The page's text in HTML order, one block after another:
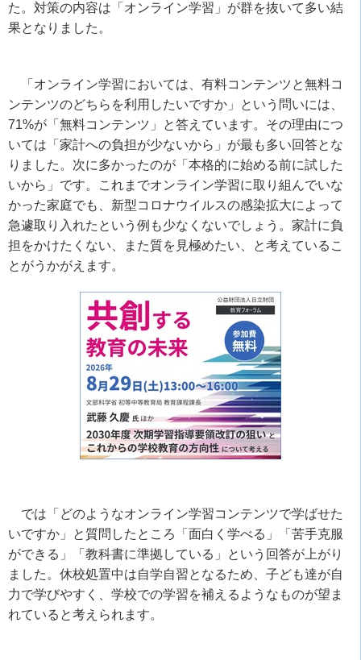
た。対策の内容は「オンライン学習」が群を抜いて多い結
果となりました。
「オンライン学習においては、有料コンテンツと無料コ
ンテンツのどちらを利用したいですか」という問いには、
71%が「無料コンテンツ」と答えています。その理由につ
いては「家計への負担が少ないから」が最も多い回答とな
りました。次に多かったのが「本格的に始める前に試した
いから」です。これまでオンライン学習に取り組んでいな
かった家庭でも、新型コロナウイルスの感染拡大によって
急遽取り入れたという例も少なくないでしょう。家計に負
担をかけたくない、また質を見極めたい、と考えているこ
とがうかがえます。
では「どのようなオンライン学習コンテンツで学ばせた
いですか」と質問したところ「面白く学べる」「苦手克服
ができる」「教科書に準拠している」という回答が上がり
ました。休校処置中は自学自習となるため、子ども達が自
力で学びやすく、学校での学習を補えるようなものが望ま
れていると考えられます。